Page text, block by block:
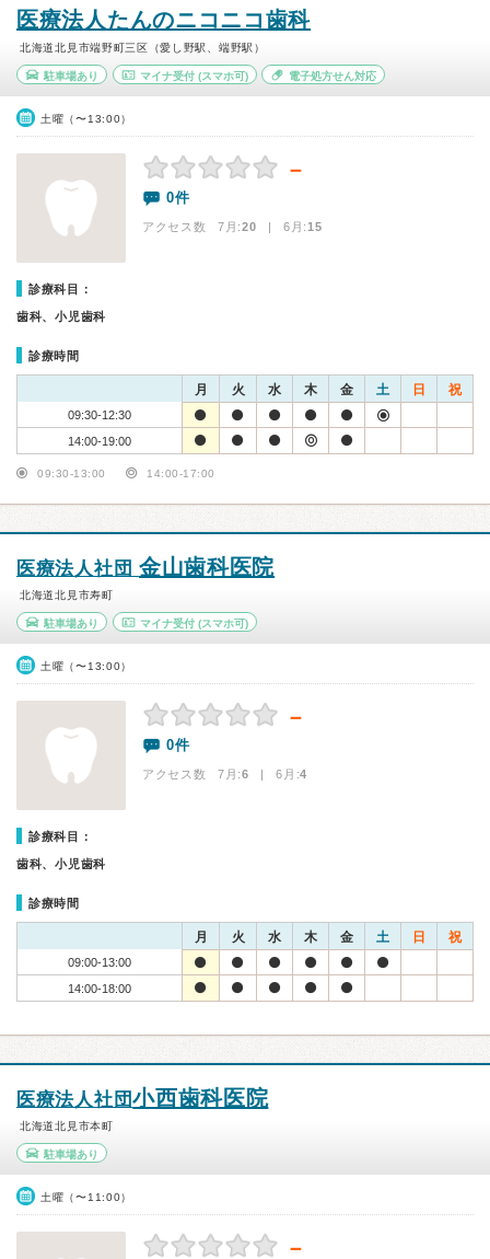
医療法人たんのニコニコ歯科
北海道北見市端野町三区（愛し野駅、端野駅）
駐車場あり マイナ受付(スマホ可) 電子処方せん対応
土曜（〜13:00）
－
0件
アクセス数 7月:20 | 6月:15
診療科目：
歯科、小児歯科
診療時間
月 火 水 木 金 土 日 祝
09:30-12:30
14:00-19:00
09:30-13:00 14:00-17:00
医療法人社団 金山歯科医院
北海道北見市寿町
駐車場あり マイナ受付(スマホ可)
土曜（〜13:00）
－
0件
アクセス数 7月:6 | 6月:4
診療科目：
歯科、小児歯科
診療時間
月 火 水 木 金 土 日 祝
09:00-13:00
14:00-18:00
医療法人社団小西歯科医院
北海道北見市本町
駐車場あり
土曜（〜11:00）
－